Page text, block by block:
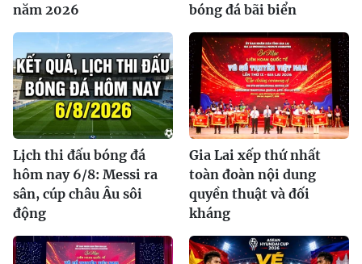
năm 2026
bóng đá bãi biển
Lịch thi đấu bóng đá
hôm nay 6/8: Messi ra
sân, cúp châu Âu sôi
động
Gia Lai xếp thứ nhất
toàn đoàn nội dung
quyền thuật và đối
kháng